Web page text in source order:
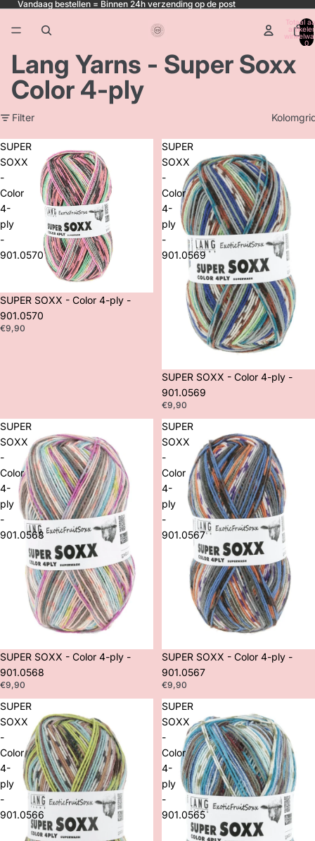
Vandaag bestellen = Binnen 24h verzending op de post
Totaal
0
Lang Yarns - Super Soxx
Color 4-ply
Filter
SUPER
SOXX
-
Color
4-
ply
-
901.0570
SUPER SOXX - Color 4-ply -
901.0570
€9,90
SUPER
SOXX
-
Color
4-
ply
-
901.0569
SUPER SOXX - Color 4-ply -
901.0569
€9,90
SUPER
SOXX
-
Color
4-
ply
-
901.0568
SUPER SOXX - Color 4-ply -
901.0568
€9,90
SUPER
SOXX
-
Color
4-
ply
-
901.0567
SUPER SOXX - Color 4-ply -
901.0567
€9,90
SUPER
SOXX
-
Color
4-
ply
-
901.0566
SUPER
SOXX
-
Color
4-
ply
-
901.0565